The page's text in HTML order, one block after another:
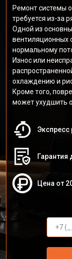
Ремонт системы
требуется из-за
Одной из
вентиляционных
нормальному
Износ или
охлаждению и
Кроме того,
может ухудшить
Экспресс
Гарантия
Цена от